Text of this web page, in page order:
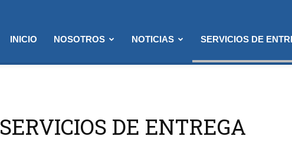
INICIO NOSOTROS NOTICIAS SERVICIOS DE
SERVICIOS DE ENTREGA